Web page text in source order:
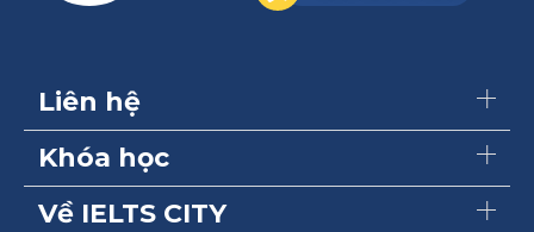
Liên hệ
Khóa học
Về IELTS CITY